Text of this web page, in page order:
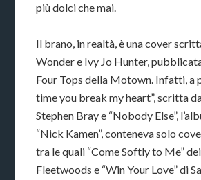
più dolci che mai.
Il brano, in realtà, è una cover
Wonder e Ivy Jo Hunter,
Four Tops della Motown. Infatti, a
time you break my heart”, scritta
Stephen Bray e “Nobody Else”,
“Nick Kamen”, conteneva solo
tra le quali “Come Softly to Me”
Fleetwoods e “Win Your Love” di